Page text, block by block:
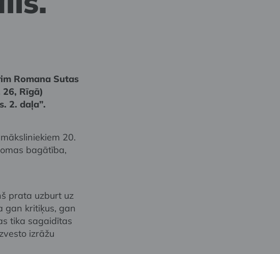
Romana Sutas
Rīgā)
2. daļa”.
20.
bagātība,
prata uzburt uz
gan kritiķus, gan
tika sagaidītas
izrāžu